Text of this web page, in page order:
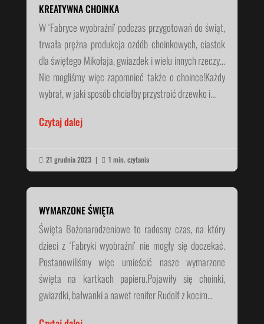
KREATYWNA CHOINKA
W ‘Fabryce wyobraźni’ podczas przygotowań do świąt,
trwała prężna produkcja ozdób choinkowych, ciastek
dla świętego Mikołaja, gwiazdek i wielu innych rzeczy…
Nie mogliśmy więc zapomnieć także o choince!Każdy
wybrał, w jaki sposób chciałby przystroić drzewko i...
Czytaj dalej
 21 grudnia 2023 |  1 min. czytania
WYMARZONE ŚWIĘTA
Święta Bożonarodzeniowe to radosny czas, na który
dzieci z ‘Fabryki wyobraźni’ nie mogły się doczekać.
Postanowiliśmy więc umieścić nasze wymarzone
święta na kartkach papieru.Pojawiły się choinki,
gwiazdki, bałwanki a nawet renifer Rudolf z kocim...